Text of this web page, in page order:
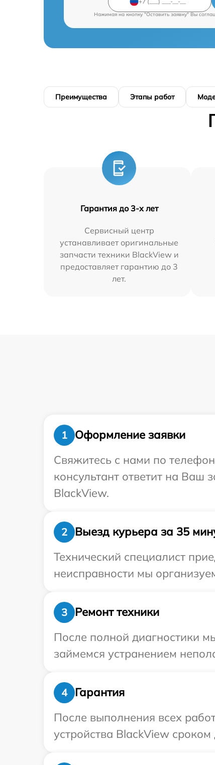
Нажимая на кнопку "Оставить заявку" Вы
Преимущества Этапы работ
Гарантия до 3-х лет
Сервисный центр
устанавливает оригинальные
запчасти техники BlackView и
предоставляет гарантию до 3
лет.
1
Оформление заявки
Свяжитесь с нами по
консультант ответит на Ваш
BlackView.
2
Выезд курьера за 35
Технический специалист
неисправности мы
3
Ремонт техники
После полной диагностики
займемся устранением
4
Гарантия
После выполнения всех
устройства BlackView сроком